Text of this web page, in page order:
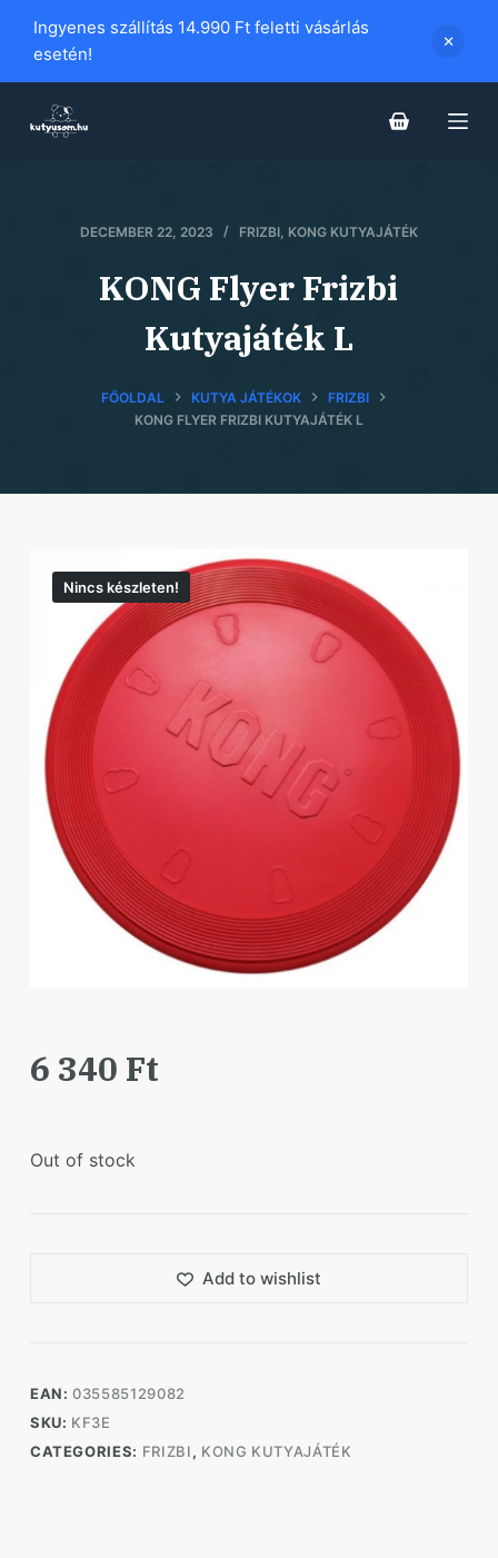
i
Ingyenes szállítás 14.990 Ft feletti vásárlás
esetén!
DECEMBER 22, 2023 FRIZBI, KONG KUTYAJÁTÉK
KONG Flyer Frizbi
Kutyajáték L
FŐOLDAL KUTYA JÁTÉKOK
FRIZBI
KONG FLYER FRIZBI KUTYAJÁTÉK L
Nincs készleten!
6 340 Ft
Out of stock
Add to wishlist
EAN:035585129082
SKU: KF3E
CATEGORIES: FRIZBI, KONG KUTYAJÁTÉK